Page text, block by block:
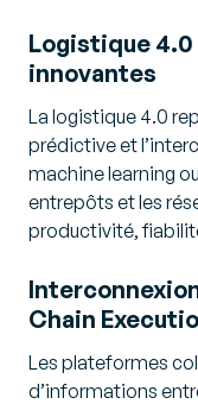
Logistique
innovantes
La logistique 4.0
prédictive et
machine learning
entrepôts et les
productivité,
Chain
Les plateformes
d’informations